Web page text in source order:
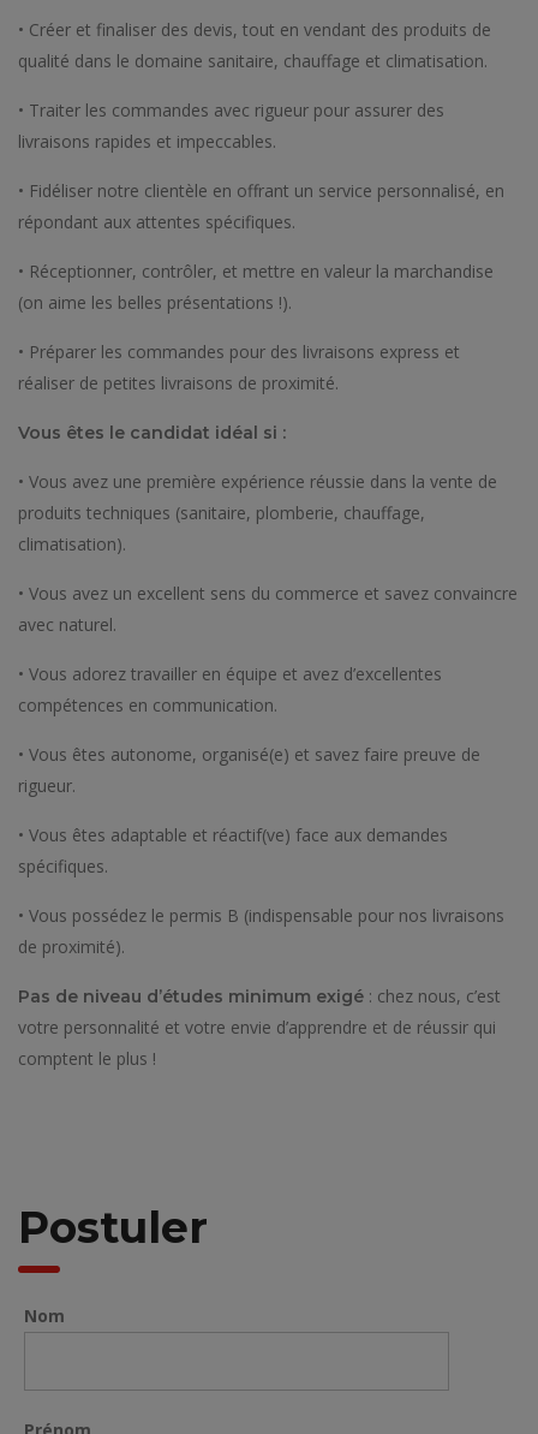
• Créer et finaliser des devis, tout en vendant des produits de
qualité dans le domaine sanitaire, chauffage et climatisation.
• Traiter les commandes avec rigueur pour assurer des
livraisons rapides et impeccables.
• Fidéliser notre clientèle en offrant un service personnalisé, en
répondant aux attentes spécifiques.
• Réceptionner, contrôler, et mettre en valeur la marchandise
(on aime les belles présentations !).
• Préparer les commandes pour des livraisons express et
réaliser de petites livraisons de proximité.
Vous êtes le candidat idéal si :
• Vous avez une première expérience réussie dans la vente de
produits techniques (sanitaire, plomberie, chauffage,
climatisation).
• Vous avez un excellent sens du commerce et savez convaincre
avec naturel.
• Vous adorez travailler en équipe et avez d’excellentes
compétences en communication.
• Vous êtes autonome, organisé(e) et savez faire preuve de
rigueur.
• Vous êtes adaptable et réactif(ve) face aux demandes
spécifiques.
• Vous possédez le permis B (indispensable pour nos livraisons
de proximité).
Pas de niveau d’études minimum exigé : chez nous, c’est
votre personnalité et votre envie d’apprendre et de réussir qui
comptent le plus !
Postuler
Nom